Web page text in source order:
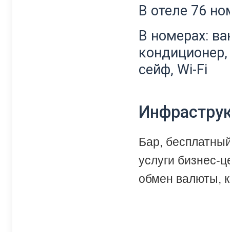
В отеле 76
В номерах:
сейф, Wi-Fi
Бар,
услуги бизнес-
обмен валюты,